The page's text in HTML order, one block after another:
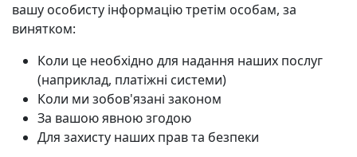
вашу особисту інформацію третім особам, за
винятком:
Коли це необхідно для надання наших послуг
(наприклад, платіжні системи)
Коли ми зобов'язані законом
За вашою явною згодою
Для захисту наших прав та безпеки